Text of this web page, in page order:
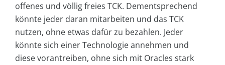
offenes und völlig freies TCK. Dementsprechend
könnte jeder daran mitarbeiten und das TCK
nutzen, ohne etwas dafür zu bezahlen. Jeder
könnte sich einer Technologie annehmen und
diese vorantreiben, ohne sich mit Oracles stark